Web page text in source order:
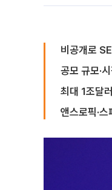
비공개로
공모 규모·
최대 1조달
앤스로픽·